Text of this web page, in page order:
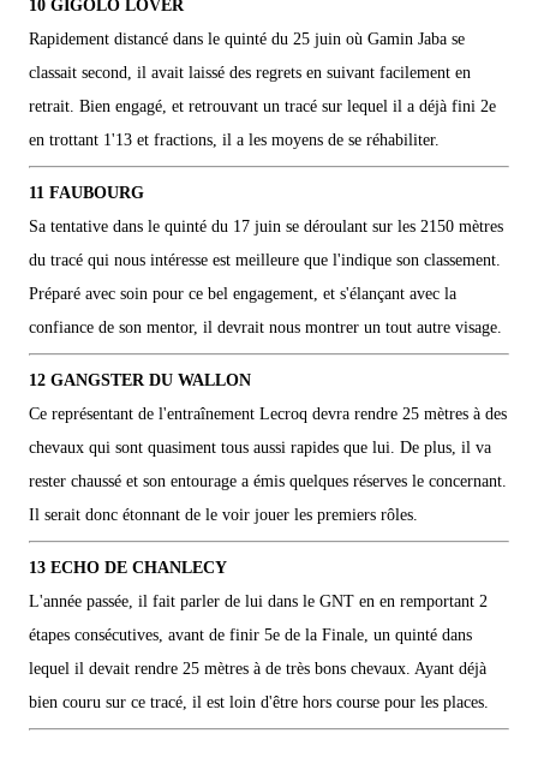
10 GIGOLO LOVER
Rapidement distancé dans le quinté du 25 juin où Gamin Jaba se
classait second, il avait laissé des regrets en suivant facilement en
retrait. Bien engagé, et retrouvant un tracé sur lequel il a déjà fini 2e
en trottant 1'13 et fractions, il a les moyens de se réhabiliter.
11 FAUBOURG
Sa tentative dans le quinté du 17 juin se déroulant sur les 2150 mètres
du tracé qui nous intéresse est meilleure que l'indique son classement.
Préparé avec soin pour ce bel engagement, et s'élançant avec la
confiance de son mentor, il devrait nous montrer un tout autre visage.
12 GANGSTER DU WALLON
Ce représentant de l'entraînement Lecroq devra rendre 25 mètres à des
chevaux qui sont quasiment tous aussi rapides que lui. De plus, il va
rester chaussé et son entourage a émis quelques réserves le concernant.
Il serait donc étonnant de le voir jouer les premiers rôles.
13 ECHO DE CHANLECY
L'année passée, il fait parler de lui dans le GNT en en remportant 2
étapes consécutives, avant de finir 5e de la Finale, un quinté dans
lequel il devait rendre 25 mètres à de très bons chevaux. Ayant déjà
bien couru sur ce tracé, il est loin d'être hors course pour les places.